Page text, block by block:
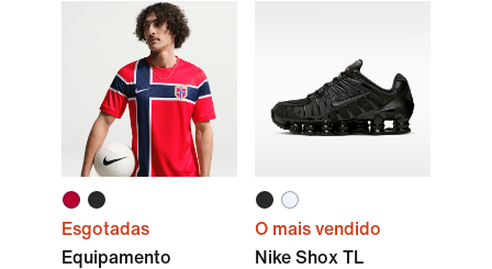
Esgotadas
Equipamento
O mais vendido
Nike Shox TL